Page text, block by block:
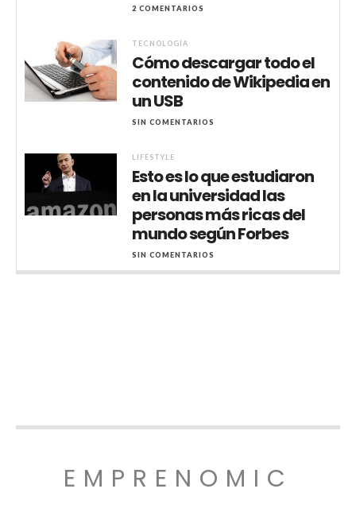
2 COMENTARIOS
TECNOLOGÍA
Cómo descargar todo el
contenido de Wikipedia en
un USB
SIN COMENTARIOS
LIFESTYLE
Esto es lo que estudiaron
en la universidad las
personas más ricas del
mundo según Forbes
SIN COMENTARIOS
EMPRENOMIC